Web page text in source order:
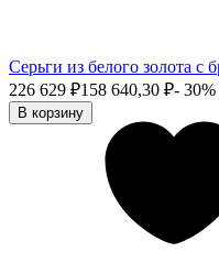
Серьги из белого золота с
226 629 ₽158 640,30 ₽- 30%
В корзину